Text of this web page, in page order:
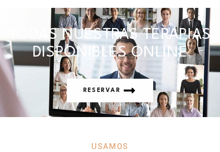
TODAS NUESTRAS TERAPIAS
DISPONIBLES ONLINE
RESERVAR
USAMOS